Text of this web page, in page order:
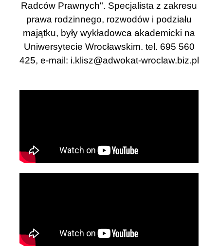
Radców Prawnych". Specjalista z zakresu
prawa rodzinnego, rozwodów i podziału
majątku, były wykładowca akademicki na
Uniwersytecie Wrocławskim. tel. 695 560
425, e-mail: i.klisz@adwokat-wroclaw.biz.pl